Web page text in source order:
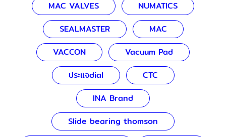
MAC VALVES
NUMATICS
SEALMASTER
MAC
VACCON
Vacuum Pad
ประแจdial
CTC
INA Brand
Slide bearing thomson